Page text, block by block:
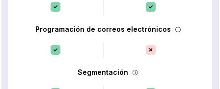
Programación de correos electrónicos
Segmentación